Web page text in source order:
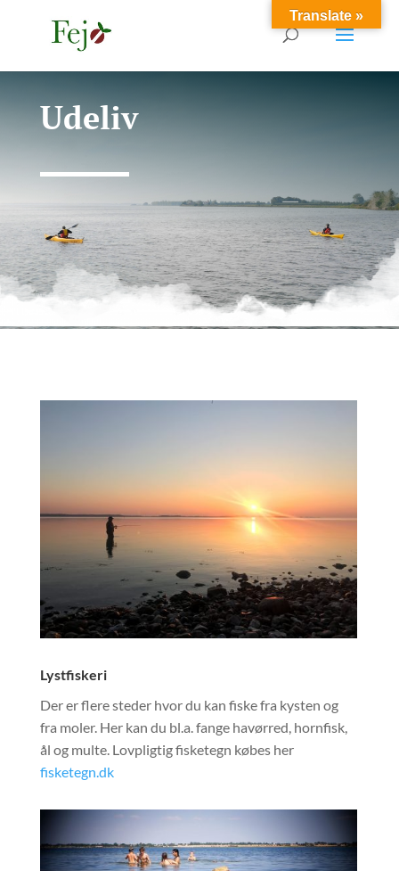
Udeliv
Lystfiskeri
Der er flere steder hvor du kan fiske fra kysten og
fra moler. Her kan du bl.a. fange havørred, hornfisk,
ål og multe. Lovpligtig fisketegn købes her
fisketegn.dk
Translate »